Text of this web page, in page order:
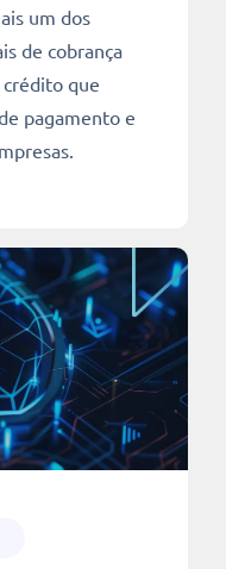
um dos
de cobrança
que
pagamento e